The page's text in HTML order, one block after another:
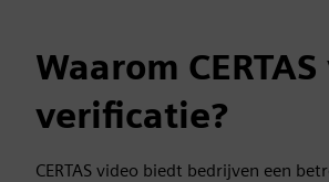
Waarom
verificatie?
CERTAS video biedt bedrijven een